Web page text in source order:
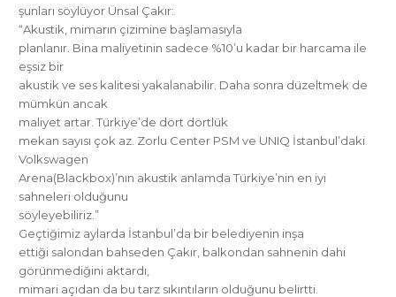
şunları söylüyor Ünsal Çakır:
“Akustik, mimarın çizimine başlamasıyla
planlanır. Bina maliyetinin sadece %10’u kadar bir harcama ile
eşsiz bir
akustik ve ses kalitesi yakalanabilir. Daha sonra düzeltmek de
mümkün ancak
maliyet artar. Türkiye’de dört dörtlük
mekan sayısı çok az. Zorlu Center PSM ve UNIQ İstanbul’daki
Volkswagen
Arena(Blackbox)’nın akustik anlamda Türkiye’nin en iyi
sahneleri olduğunu
söyleyebiliriz.”
Geçtiğimiz aylarda İstanbul’da bir belediyenin inşa
ettiği salondan bahseden Çakır, balkondan sahnenin dahi
görünmediğini aktardı,
mimari açıdan da bu tarz sıkıntıların olduğunu belirtti.